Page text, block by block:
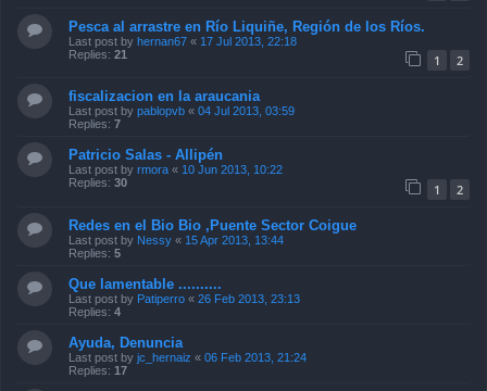
Pesca al arrastre en Río Liquiñe, Región de los Ríos.
Last post by hernan67 « 17 Jul 2013, 22:18
Replies: 21 1 2
fiscalizacion en la araucania
Last post by pablopvb « 04 Jul 2013, 03:59
Replies: 7
Patricio Salas - Allipén
Last post by rmora « 10 Jun 2013, 10:22
Replies: 30 1 2
Redes en el Bio Bio ,Puente Sector Coigue
Last post by Nessy « 15 Apr 2013, 13:44
Replies: 5
Que lamentable ..........
Last post by Patiperro « 26 Feb 2013, 23:13
Replies: 4
Ayuda, Denuncia
Last post by jc_hernaiz « 06 Feb 2013, 21:24
Replies: 17